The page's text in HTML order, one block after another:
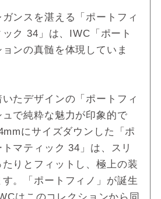
ンスを湛える「ポートフィ
ク 34」は、IWC「ポート
ンの真髄を体現していま
たデザインの「ポートフィ
で純粋な魅力が印象的で
にサイズダウンした「ポ
マティック 34」は、スリ
りとフィットし、極上の装
。「ポートフィノ」が誕生